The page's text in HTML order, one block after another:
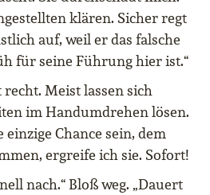
klären. Sicher regt
auf, weil er das falsche
für seine Führung hier ist.“
Meist lassen sich
im Handumdrehen lösen.
Chance sein, dem
ergreife ich sie. Sofort!
nach.“ Bloß weg. „Dauert